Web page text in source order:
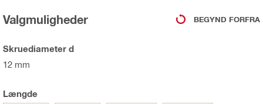
Valgmuligheder BEGYND FORFRA
Skruediameter d
12 mm
Længde